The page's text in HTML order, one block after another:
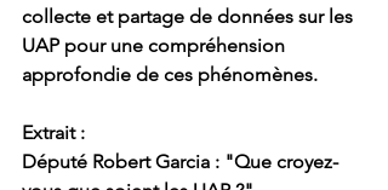
collecte et partage de données sur les
UAP pour une compréhension
approfondie de ces phénomènes.
Extrait :
Député Robert Garcia : "Que croyez-